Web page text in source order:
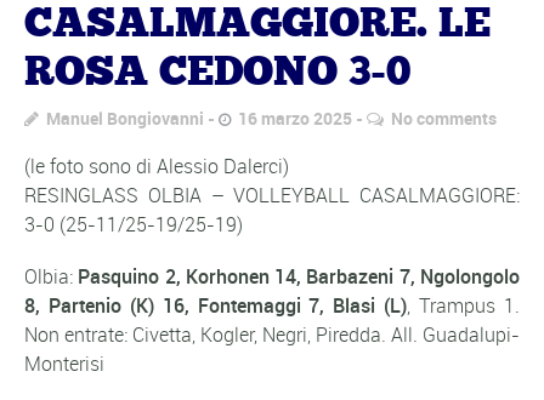
CASALMAGGIORE. LE
ROSA CEDONO 3-0
Manuel Bongiovanni 16 marzo 2025 No comments
(le foto sono di Alessio Dalerci)
RESINGLASS OLBIA – VOLLEYBALL CASALMAGGIORE:
3-0 (25-11/25-19/25-19)
Olbia: Pasquino 2, Korhonen 14, Barbazeni 7, Ngolongolo
8, Partenio (K) 16, Fontemaggi 7, Blasi (L), Trampus 1.
Non entrate: Civetta, Kogler, Negri, Piredda. All. Guadalupi-
Monterisi